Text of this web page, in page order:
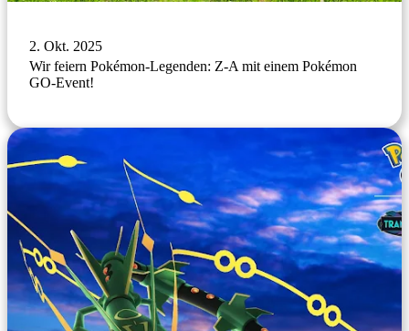
2. Okt. 2025
Wir feiern Pokémon-Legenden: Z-A mit einem Pokémon
GO-Event!